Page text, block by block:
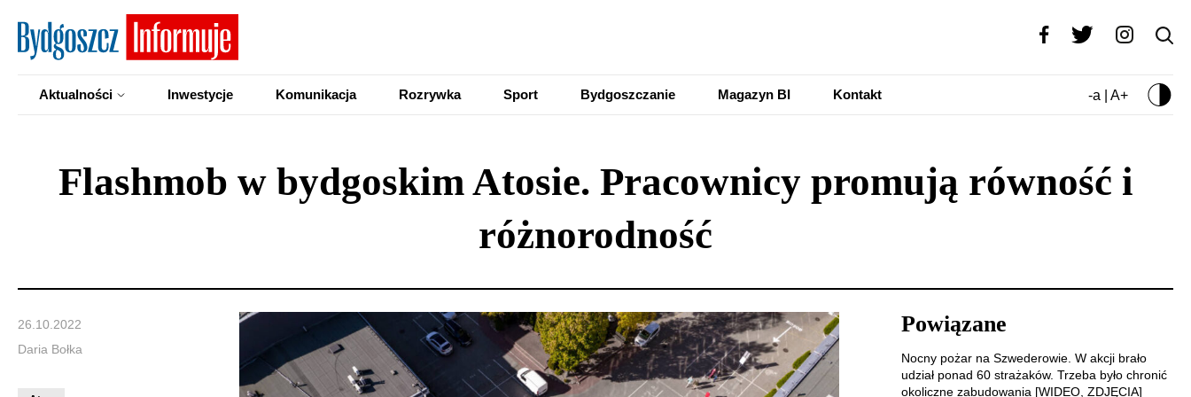
Aktualności Inwestycje Komunikacja Rozrywka Sport Bydgoszczanie Magazyn BI Kontakt -a | A+
Flashmob w bydgoskim Atosie. Pracownicy promują równość i
różnorodność
26.10.2022
Daria Bołka
Powiązane
Nocny pożar na Szwederowie. W akcji brało
udział ponad 60 strażaków. Trzeba było chronić
okoliczne zabudowania [WIDEO, ZDJĘCIA]